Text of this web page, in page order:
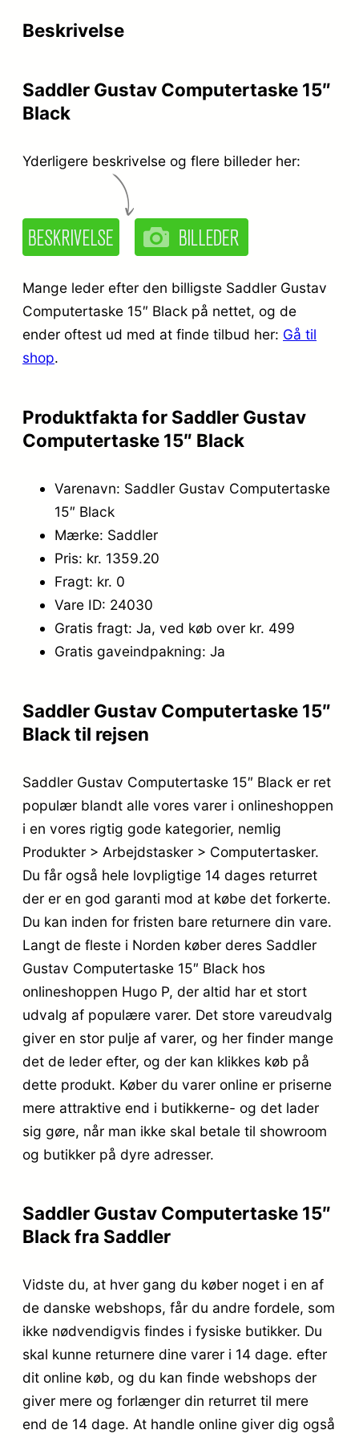
i
v
r
:
k
.
1
9
,
0
.
k
.
1
.
5
9
0
Beskrivelse
Saddler Gustav Computertaske 15″
Black
Yderligere beskrivelse og flere billeder her:
Mange leder efter den billigste Saddler Gustav
Computertaske 15″ Black på nettet, og de
ender oftest ud med at finde tilbud her: Gå til
shop.
Produktfakta for Saddler Gustav
Computertaske 15″ Black
Varenavn: Saddler Gustav Computertaske
15″ Black
Mærke: Saddler
Pris: kr. 1359.20
Fragt: kr. 0
Vare ID: 24030
Gratis fragt: Ja, ved køb over kr. 499
Gratis gaveindpakning: Ja
Saddler Gustav Computertaske 15″
Black til rejsen
Saddler Gustav Computertaske 15″ Black er ret
populær blandt alle vores varer i onlineshoppen
i en vores rigtig gode kategorier, nemlig
Produkter > Arbejdstasker > Computertasker.
Du får også hele lovpligtige 14 dages returret
der er en god garanti mod at købe det forkerte.
Du kan inden for fristen bare returnere din vare.
Langt de fleste i Norden køber deres Saddler
Gustav Computertaske 15″ Black hos
onlineshoppen Hugo P, der altid har et stort
udvalg af populære varer. Det store vareudvalg
giver en stor pulje af varer, og her finder mange
det de leder efter, og der kan klikkes køb på
dette produkt. Køber du varer online er priserne
mere attraktive end i butikkerne- og det lader
sig gøre, når man ikke skal betale til showroom
og butikker på dyre adresser.
Saddler Gustav Computertaske 15″
Black fra Saddler
Vidste du, at hver gang du køber noget i en af
de danske webshops, får du andre fordele, som
ikke nødvendigvis findes i fysiske butikker. Du
skal kunne returnere dine varer i 14 dage. efter
dit online køb, og du kan finde webshops der
giver mere og forlænger din returret til mere
end de 14 dage. At handle online giver dig også